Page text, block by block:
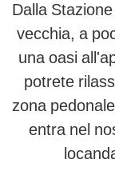
Dalla
vecchia, a
una oasi
potrete
zona
entra nel